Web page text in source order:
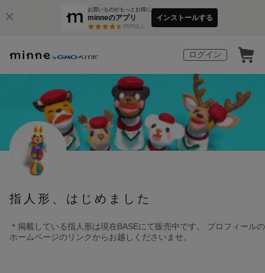
お買いものがもっとお得に
minneのアプリ
3万件以上
インストールする
ログイン
指人形、はじめました
＊掲載している指人形は現在BASEにて販売中です。 プロフィールの
ホームページのリンクからお越しくださいませ。